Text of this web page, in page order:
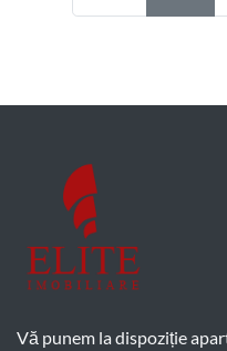
Vă punem la dispoziție